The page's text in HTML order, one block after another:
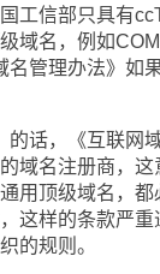
工信部只具有
域名，例如
管理办法》如
话，《互联网
域名注册商，
用顶级域名，
这样的条款严
的规则。